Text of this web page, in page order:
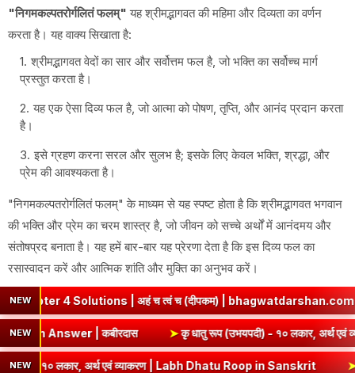
"निगमकल्पतरोर्गलितं फलम्" यह श्रीमद्भागवत की महिमा और दिव्यता का वर्णन
करता है। यह वाक्य सिखाता है:
श्रीमद्भागवत वेदों का सार और सर्वोत्तम फल है, जो भक्ति का सर्वोच्च मार्ग
प्रस्तुत करता है।
यह एक ऐसा दिव्य फल है, जो आत्मा को पोषण, तृप्ति, और आनंद प्रदान करता
है।
इसे ग्रहण करना सरल और सुलभ है; इसके लिए केवल भक्ति, श्रद्धा, और
प्रेम की आवश्यकता है।
"निगमकल्पतरोर्गलितं फलम्" के माध्यम से यह स्पष्ट होता है कि श्रीमद्भागवत भगवान
की भक्ति और प्रेम का चरम शास्त्र है, जो जीवन को सच्चे अर्थों में आनंदमय और
संतोषप्रद बनाता है। यह हमें बार-बार यह प्रेरणा देता है कि इस दिव्य फल का
रसास्वादन करें और आत्मिक शांति और मुक्ति का अनुभव करें।
NEW
Solutions | अहं च त्वं च (दीपकम) | bhagwatdarshan.com ➤
NEW& Question Answer | कबीरदास ➤कृ धातु रूप (उभयपदी) - १०
NEW
लकार, अर्थ एवं व्याकरण | Labh Dhatu Roop in Sanskrit ➤सेव् धातु